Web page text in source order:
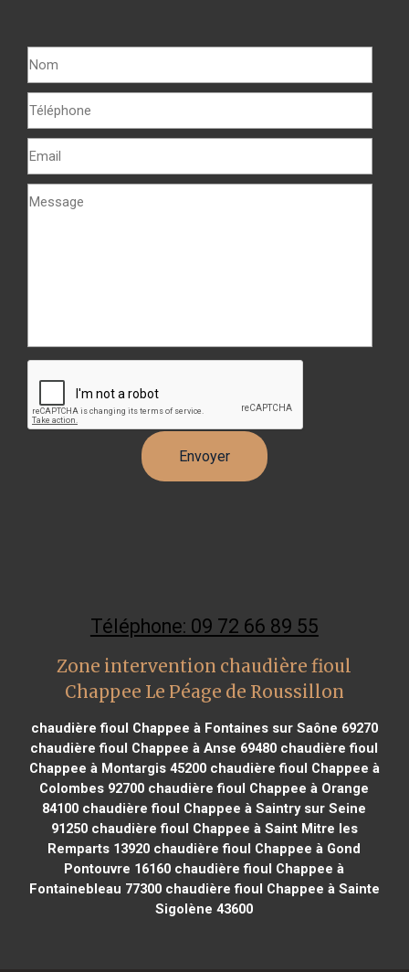
Téléphone: 09 72 66 89 55
Zone intervention chaudière fioul
Chappee Le Péage de Roussillon
chaudière fioul Chappee à Fontaines sur Saône 69270
chaudière fioul Chappee à Anse 69480 chaudière fioul
Chappee à Montargis 45200chaudière fioul Chappee à
Colombes 92700 chaudière fioul Chappee à Orange
84100 chaudière fioul Chappee à Saintry sur Seine
91250chaudière fioul Chappee à Saint Mitre les
Remparts 13920 chaudière fioul Chappee à Gond
Pontouvre 16160 chaudière fioul Chappee à
Fontainebleau 77300chaudière fioul Chappee à Sainte
Sigolène 43600